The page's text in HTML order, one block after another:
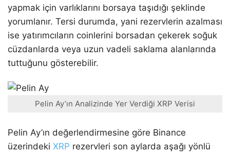
yapmak için varlıklarını borsaya taşıdığı şeklinde
yorumlanır. Tersi durumda, yani rezervlerin azalması
ise yatırımcıların coinlerini borsadan çekerek soğuk
cüzdanlarda veya uzun vadeli saklama alanlarında
tuttuğunu gösterebilir.
Pelin Ay’ın Analizinde Yer Verdiği XRP Verisi
Pelin Ay’ın değerlendirmesine göre Binance
üzerindeki XRP rezervleri son aylarda aşağı yönlü